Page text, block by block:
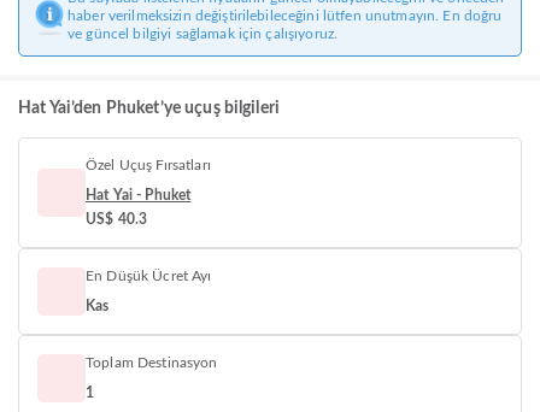
haber verilmeksizin değiştirilebileceğini lütfen unutmayın. En doğru
ve güncel bilgiyi sağlamak için çalışıyoruz.
Hat Yai’den Phuket’ye uçuş bilgileri
Özel Uçuş Fırsatları
Hat Yai - Phuket
US$ 40.3
En Düşük Ücret Ayı
Kas
Toplam Destinasyon
1